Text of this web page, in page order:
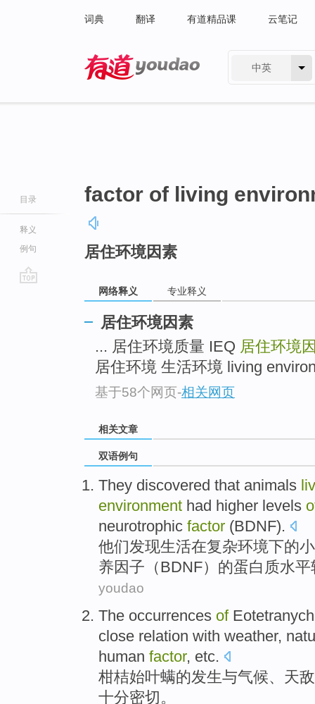
词典 翻译 有道精品课 云笔记
中英
目录
释义
例句
factor of living
居住环境因素
网络释义 专业释义
居住环境因素
... 居住环境质量 IEQ 居住环境
居住环境 生活环境 living
基于58个网页-相关网页
相关文章
双语例句
They discovered that animals
environment had higher levels
neurotrophic factor (BDNF).
他们发现生活在复杂环境下的
养因子 （BDNF）的蛋白质水平
youdao
The occurrences of
close relation with weather,
human factor, etc.
柑桔始叶螨的发生与气候、 天敌
十分密切。